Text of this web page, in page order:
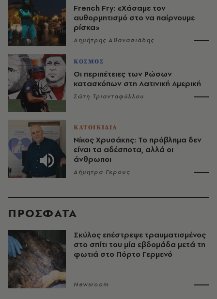
French Fry: «Χάσαμε τον
αυθορμητισμό στο να παίρνουμε
ρίσκα»
Δημήτρης Αθανασιάδης
ΚΟΣΜΟΣ
Οι περιπέτειες των Ρώσων
κατασκόπων στη Λατινική Αμερική
Σώτη Τριανταφύλλου
ΚΑΤΟΙΚΙΔΙΑ
Νίκος Χρυσάκης: Το πρόβλημα δεν
είναι τα αδέσποτα, αλλά οι
άνθρωποι
Δήμητρα Γκρους
ΠΡΟΣΦΑΤΑ
Σκύλος επέστρεψε τραυματισμένος
στο σπίτι του μία εβδομάδα μετά τη
φωτιά στο Πόρτο Γερμενό
Newsroom